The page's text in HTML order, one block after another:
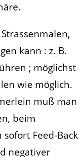
kann : z. B.
; möglichst
wie möglich.
muß man
beim
Feed-Back
negativer